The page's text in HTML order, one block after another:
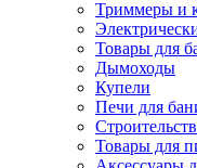
Триммеры и
Товары для
Дымоходы
Купели
Печи для
Товары для